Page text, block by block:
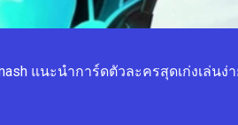
แนะนำการ์ดตัวละครสุดเก่งเล่นง่